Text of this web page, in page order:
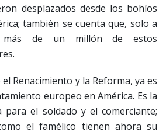
desplazados desde los bohíos
también se cuenta que, solo a
más de un millón de estos
Renacimiento y la Reforma, ya es
europeo en América. Es la
para el soldado y el comerciante;
el famélico tienen ahora su